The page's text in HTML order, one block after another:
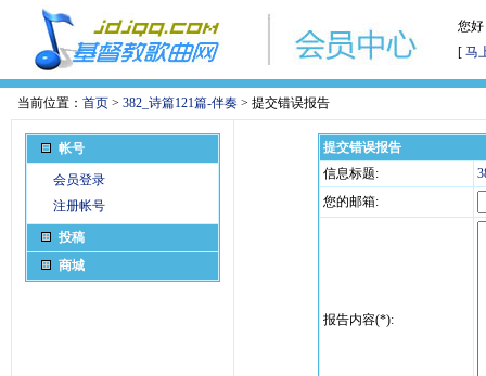
您
[ 马
当前位置： 首页 > 382_诗篇121篇-伴奏 > 提交错误报告
帐号
会员登录
注册帐号
投稿
商城
提交错误报告
信息标题:
您的邮箱:
报告内容(*):